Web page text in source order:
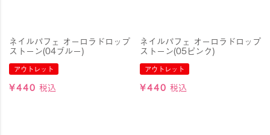
ネイルパフェ オーロラドロップ
ストーン(04ブルー)
アウトレット
¥440 税込
ネイルパフェ オーロラドロップ
ストーン(05ピンク)
アウトレット
¥440 税込